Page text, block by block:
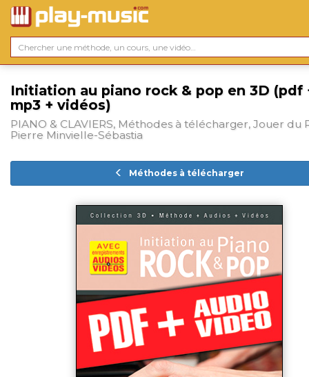
Initiation au piano rock & pop en 3D (pdf
mp3 + vidéos)
PIANO & CLAVIERS, Méthodes à télécharger, Jouer du
Pierre Minvielle-Sébastia
Méthodes à télécharger